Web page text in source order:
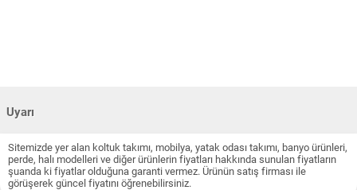
Uyarı
Sitemizde yer alan koltuk takımı, mobilya, yatak odası takımı, banyo ürünleri,
perde, halı modelleri ve diğer ürünlerin fiyatları hakkında sunulan fiyatların
şuanda ki fiyatlar olduğuna garanti vermez. Ürünün satış firması ile
görüşerek güncel fiyatını öğrenebilirsiniz.